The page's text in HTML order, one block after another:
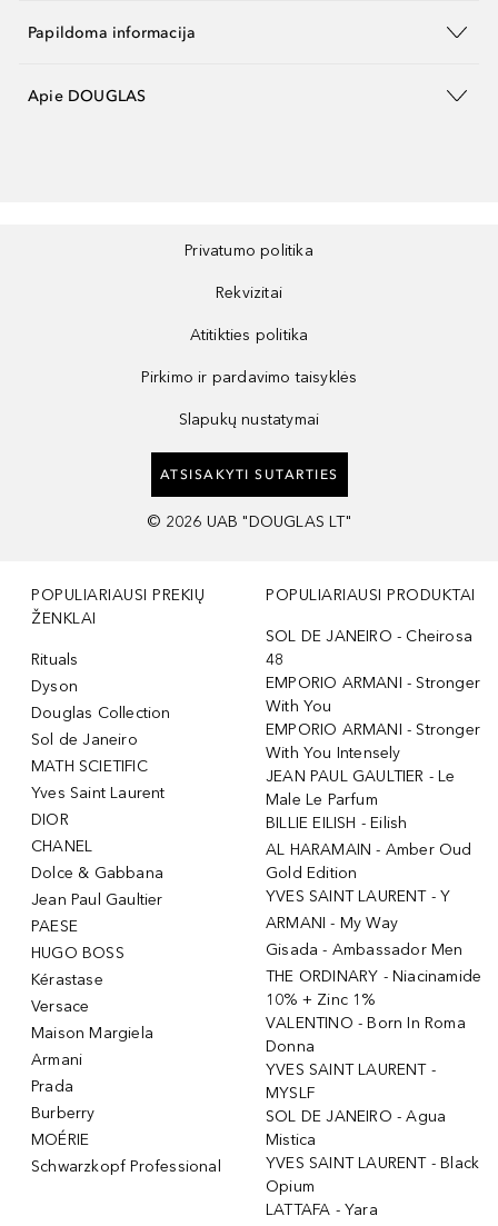
Papildoma informacija
Apie DOUGLAS
Privatumo politika
Rekvizitai
Atitikties politika
Pirkimo ir pardavimo taisyklės
Slapukų nustatymai
ATSISAKYTI SUTARTIES
© 2026 UAB "DOUGLAS LT"
POPULIARIAUSI PREKIŲ
ŽENKLAI
Rituals
Dyson
Douglas Collection
Sol de Janeiro
MATH SCIETIFIC
Yves Saint Laurent
DIOR
CHANEL
Dolce & Gabbana
Jean Paul Gaultier
PAESE
HUGO BOSS
Kérastase
Versace
Maison Margiela
Armani
Prada
Burberry
MOÉRIE
Schwarzkopf Professional
POPULIARIAUSI PRODUKTAI
SOL DE JANEIRO - Cheirosa
48
EMPORIO ARMANI - Stronger
With You
EMPORIO ARMANI - Stronger
With You Intensely
JEAN PAUL GAULTIER - Le
Male Le Parfum
BILLIE EILISH - Eilish
AL HARAMAIN - Amber Oud
Gold Edition
YVES SAINT LAURENT - Y
ARMANI - My Way
Gisada - Ambassador Men
THE ORDINARY - Niacinamide
10% + Zinc 1%
VALENTINO - Born In Roma
Donna
YVES SAINT LAURENT -
MYSLF
SOL DE JANEIRO - Agua
Mistica
YVES SAINT LAURENT - Black
Opium
LATTAFA - Yara